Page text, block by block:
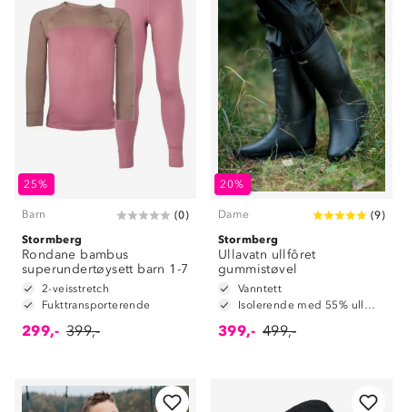
25%
Barn (0)
Stormberg
Rondane bambus
superundertøysett barn 1-7
2-veisstretch
Fukttransporterende
299,- 399,-
20%
Dame (9)
Stormberg
Ullavatn ullfôret
gummistøvel
Vanntett
Isolerende med 55% ullmiks
399,- 499,-